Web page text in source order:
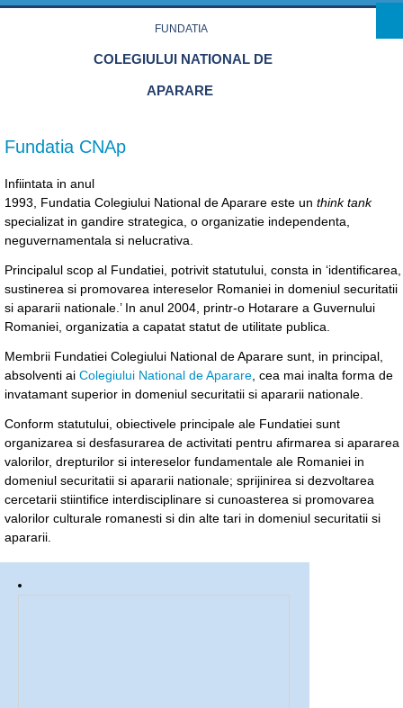
Skip to main content
FUNDATIA
COLEGIULUI NATIONAL DE
APARARE
Fundatia CNAp
Infiintata in anul
1993, Fundatia Colegiului National de Aparare este un think tank
specializat in gandire strategica, o organizatie independenta,
neguvernamentala si nelucrativa.
Principalul scop al Fundatiei, potrivit statutului, consta in ‘identificarea,
sustinerea si promovarea intereselor Romaniei in domeniul securitatii
si apararii nationale.’ In anul 2004, printr-o Hotarare a Guvernului
Romaniei, organizatia a capatat statut de utilitate publica.
Membrii Fundatiei Colegiului National de Aparare sunt, in principal,
absolventi ai Colegiului National de Aparare , cea mai inalta forma de
invatamant superior in domeniul securitatii si apararii nationale.
Conform statutului, obiectivele principale ale Fundatiei sunt
organizarea si desfasurarea de activitati pentru afirmarea si apararea
valorilor, drepturilor si intereselor fundamentale ale Romaniei in
domeniul securitatii si apararii nationale; sprijinirea si dezvoltarea
cercetarii stiintifice interdisciplinare si cunoasterea si promovarea
valorilor culturale romanesti si din alte tari in domeniul securitatii si
apararii.